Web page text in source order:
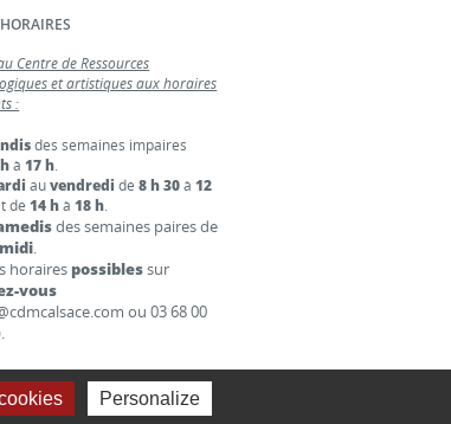
HORAIRES
Centre de Ressources
et artistiques aux horaires
:
des semaines impaires
à17 h.
auvendredi de8 h 30à12
de14 hà18 h.
des semaines paires de
midi.
horaires possiblessur
vous
ou 03 68 00
LIENS CONTACT
Personalize